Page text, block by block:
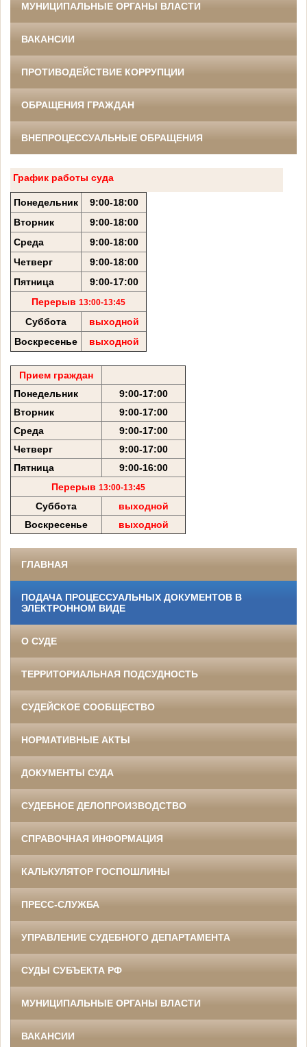
МУНИЦИПАЛЬНЫЕ ОРГАНЫ ВЛАСТИ
ВАКАНСИИ
ПРОТИВОДЕЙСТВИЕ КОРРУПЦИИ
ОБРАЩЕНИЯ ГРАЖДАН
ВНЕПРОЦЕССУАЛЬНЫЕ ОБРАЩЕНИЯ
График работы суда
Понедельник
9:00-18:00
Вторник
9:00-18:00
Среда
9:00-18:00
Четверг
9:00-18:00
Пятница
9:00-17:00
Перерыв 13:00-13:45
Суббота
выходной
Воскресенье
выходной
Прием граждан
Понедельник
9:00-17:00
Вторник
9:00-17:00
Среда
9:00-17:00
Четверг
9:00-17:00
Пятница
9:00-16:00
Перерыв 13:00-13:45
Суббота
выходной
Воскресенье
выходной
ГЛАВНАЯ
ПОДАЧА ПРОЦЕССУАЛЬНЫХ ДОКУМЕНТОВ В
ЭЛЕКТРОННОМ ВИДЕ
О СУДЕ
ТЕРРИТОРИАЛЬНАЯ ПОДСУДНОСТЬ
СУДЕЙСКОЕ СООБЩЕСТВО
НОРМАТИВНЫЕ АКТЫ
ДОКУМЕНТЫ СУДА
СУДЕБНОЕ ДЕЛОПРОИЗВОДСТВО
СПРАВОЧНАЯ ИНФОРМАЦИЯ
КАЛЬКУЛЯТОР ГОСПОШЛИНЫ
ПРЕСС-СЛУЖБА
УПРАВЛЕНИЕ СУДЕБНОГО ДЕПАРТАМЕНТА
СУДЫ СУБЪЕКТА РФ
МУНИЦИПАЛЬНЫЕ ОРГАНЫ ВЛАСТИ
ВАКАНСИИ